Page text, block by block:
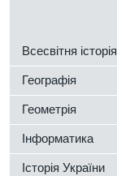
Всесвітня історія
Географія
Геометрія
Інформатика
Історія України